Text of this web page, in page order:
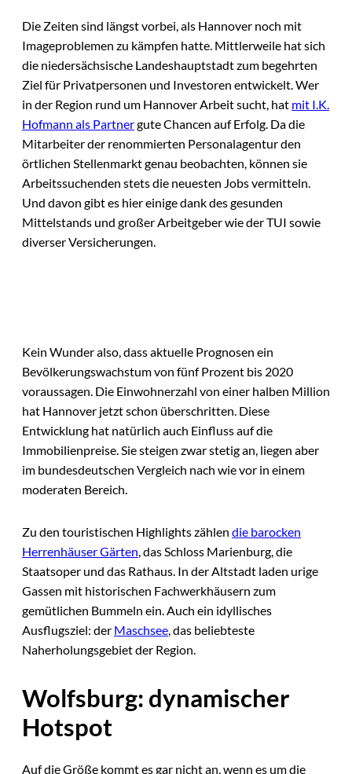
Die Zeiten sind längst vorbei, als Hannover noch mit
Imageproblemen zu kämpfen hatte. Mittlerweile hat sich
die niedersächsische Landeshauptstadt zum begehrten
Ziel für Privatpersonen und Investoren entwickelt. Wer
in der Region rund um Hannover Arbeit sucht, hat mit I.K.
Hofmann als Partnergute Chancen auf Erfolg. Da die
Mitarbeiter der renommierten Personalagentur den
örtlichen Stellenmarkt genau beobachten, können sie
Arbeitssuchenden stets die neuesten Jobs vermitteln.
Und davon gibt es hier einige dank des gesunden
Mittelstands und großer Arbeitgeber wie der TUI sowie
diverser Versicherungen.
Kein Wunder also, dass aktuelle Prognosen ein
Bevölkerungswachstum von fünf Prozent bis 2020
voraussagen. Die Einwohnerzahl von einer halben Million
hat Hannover jetzt schon überschritten. Diese
Entwicklung hat natürlich auch Einfluss auf die
Immobilienpreise. Sie steigen zwar stetig an, liegen aber
im bundesdeutschen Vergleich nach wie vor in einem
moderaten Bereich.
Zu den touristischen Highlights zählen die barocken
Herrenhäuser Gärten, das Schloss Marienburg, die
Staatsoper und das Rathaus. In der Altstadt laden urige
Gassen mit historischen Fachwerkhäusern zum
gemütlichen Bummeln ein. Auch ein idyllisches
Ausflugsziel: der Maschsee, das beliebteste
Naherholungsgebiet der Region.
Wolfsburg: dynamischer
Hotspot
Auf die Größe kommt es gar nicht an, wenn es um die